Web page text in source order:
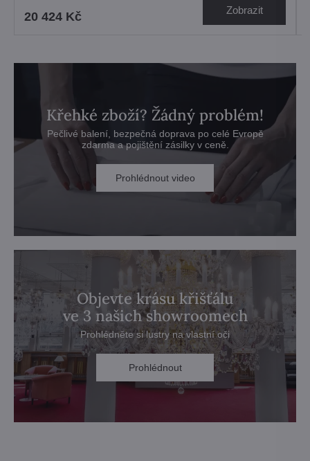
20 424 Kč Zobrazit
Křehké zboží? Žádný problém!
Pečlivé balení, bezpečná doprava po celé Evropě
zdarma a pojištění zásilky v ceně.
Prohlédnout video
Objevte krásu křišťálu
ve 3 našich showroomech
Prohlédněte si lustry na vlastní oči
Prohlédnout